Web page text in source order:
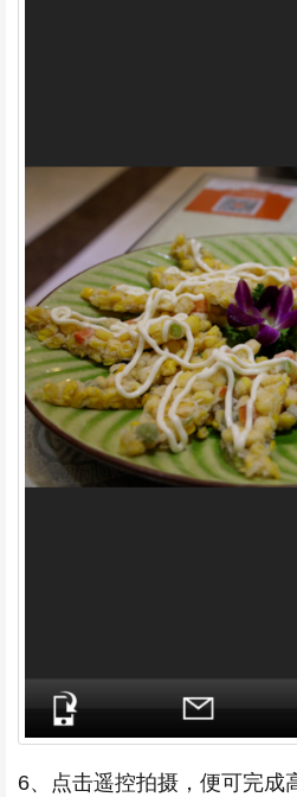
6、点击遥控拍摄，便可完成